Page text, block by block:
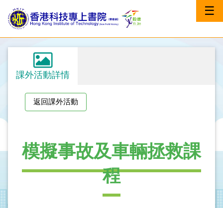
☰
課外活動詳情
返回課外活動
模擬事故及車輛拯救課
程